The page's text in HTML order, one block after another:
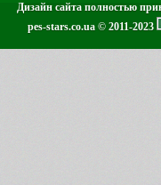
Дизайн сайта полностью
pes-stars.co.ua © 2011-2023